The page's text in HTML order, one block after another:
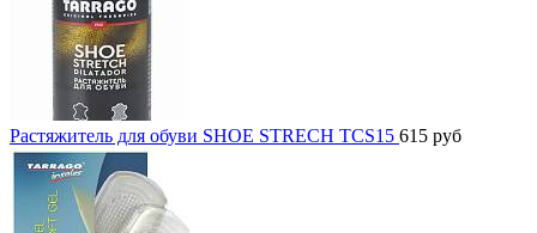
Растяжитель для обуви SHOE STRECH TCS15 615 руб